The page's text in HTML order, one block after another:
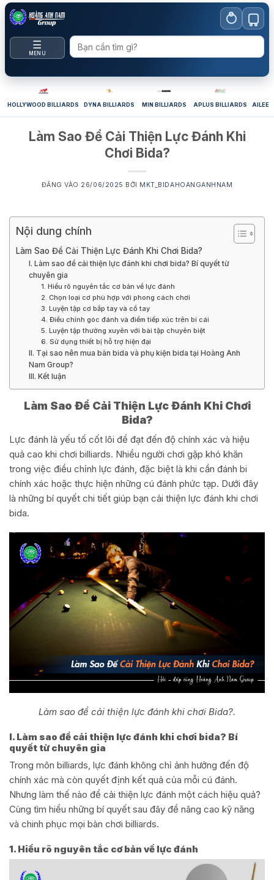
Bỏ
qua
nội
☰
MENU
HOLLYWOOD BILLIARDS DYNA BILLIARDS MIN BILLIARDS APLUS BILLIARDS
Làm Sao Để Cải Thiện Lực Đánh Khi
Chơi Bida?
ĐĂNG VÀO 26/06/2025 BỞI MKT_BIDAHOANGANHNAM
Nội dung chính
Làm Sao Để Cải Thiện Lực Đánh Khi Chơi Bida?
I. Làm sao để cải thiện lực đánh khi chơi bida? Bí quyết từ
chuyên gia
1. Hiểu rõ nguyên tắc cơ bản về lực đánh
2. Chọn loại cơ phù hợp với phong cách chơi
3. Luyện tập cơ bắp tay và cổ tay
4. Điều chỉnh góc đánh và điểm tiếp xúc trên bi cái
5. Luyện tập thường xuyên với bài tập chuyên biệt
6. Sử dụng thiết bị hỗ trợ hiện đại
II. Tại sao nên mua bàn bida và phụ kiện bida tại Hoàng Anh
Nam Group?
III. Kết luận
Làm Sao Để Cải Thiện Lực Đánh Khi Chơi
Bida?
Lực đánh là yếu tố cốt lõi để đạt đến độ chính xác và hiệu
quả cao khi chơi billiards. Nhiều người chơi gặp khó khăn
trong việc điều chỉnh lực đánh, đặc biệt là khi cần đánh bi
chính xác hoặc thực hiện những cú đánh phức tạp. Dưới đây
là những bí quyết chi tiết giúp bạn cải thiện lực đánh khi chơi
bida.
Làm sao để cải thiện lực đánh khi chơi Bida?.
I. Làm sao để cải thiện lực đánh khi chơi bida? Bí
quyết từ chuyên gia
Trong môn billiards, lực đánh không chỉ ảnh hưởng đến độ
chính xác mà còn quyết định kết quả của mỗi cú đánh.
Nhưng làm thế nào để cải thiện lực đánh một cách hiệu quả?
Cùng tìm hiểu những bí quyết sau đây để nâng cao kỹ năng
và chinh phục mọi bàn chơi billiards.
1. Hiểu rõ nguyên tắc cơ bản về lực đánh